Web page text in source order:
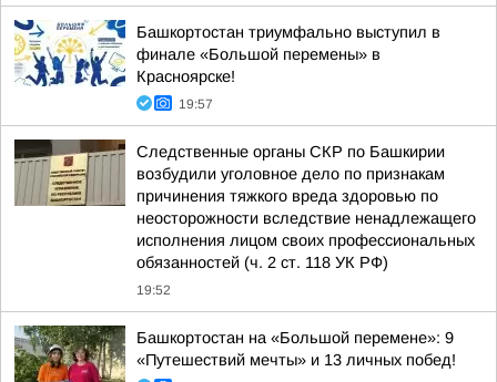
Башкортостан триумфально выступил в
финале «Большой перемены» в
Красноярске!
19:57
Следственные органы СКР по Башкирии
возбудили уголовное дело по признакам
причинения тяжкого вреда здоровью по
неосторожности вследствие ненадлежащего
исполнения лицом своих профессиональных
обязанностей (ч. 2 ст. 118 УК РФ)
19:52
Башкортостан на «Большой перемене»: 9
«Путешествий мечты» и 13 личных побед!